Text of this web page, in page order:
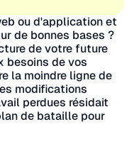
ou d'application et
de bonnes bases ?
de votre future
besoins de vos
la moindre ligne de
modifications
perdues résidait
de bataille pour